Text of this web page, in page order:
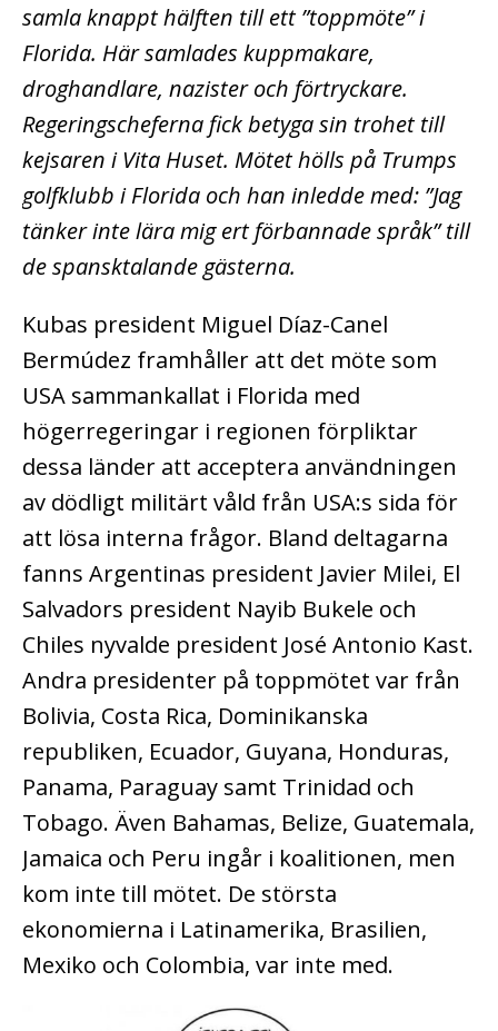
samla knappt hälften till ett ”toppmöte” i
Florida. Här samlades kuppmakare,
droghandlare, nazister och förtryckare.
Regeringscheferna fick betyga sin trohet till
kejsaren i Vita Huset. Mötet hölls på Trumps
golfklubb i Florida och han inledde med: ”Jag
tänker inte lära mig ert förbannade språk” till
de spansktalande gästerna.
Kubas president Miguel Díaz-Canel
Bermúdez framhåller att det möte som
USA sammankallat i Florida med
högerregeringar i regionen förpliktar
dessa länder att acceptera användningen
av dödligt militärt våld från USA:s sida för
att lösa interna frågor. Bland deltagarna
fanns Argentinas president Javier Milei, El
Salvadors president Nayib Bukele och
Chiles nyvalde president José Antonio Kast.
Andra presidenter på toppmötet var från
Bolivia, Costa Rica, Dominikanska
republiken, Ecuador, Guyana, Honduras,
Panama, Paraguay samt Trinidad och
Tobago. Även Bahamas, Belize, Guatemala,
Jamaica och Peru ingår i koalitionen, men
kom inte till mötet. De största
ekonomierna i Latinamerika, Brasilien,
Mexiko och Colombia, var inte med.